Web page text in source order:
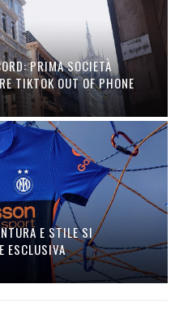
PRIMA SOCIETÀ
TIKTOK OUT OF PHONE
E STILE SI
ESCLUSIVA